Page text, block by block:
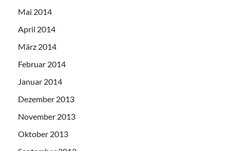
Mai 2014
April 2014
März 2014
Februar 2014
Januar 2014
Dezember 2013
November 2013
Oktober 2013